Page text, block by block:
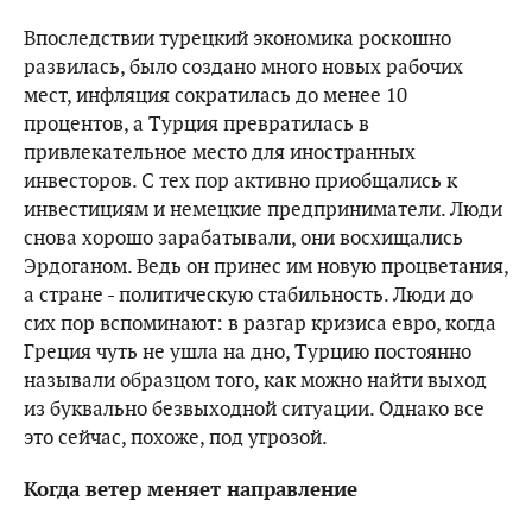
Впоследствии турецкий экономика роскошно
развилась, было создано много новых рабочих
мест, инфляция сократилась до менее 10
процентов, а Турция превратилась в
привлекательное место для иностранных
инвесторов. С тех пор активно приобщались к
инвестициям и немецкие предприниматели. Люди
снова хорошо зарабатывали, они восхищались
Эрдоганом. Ведь он принес им новую процветания,
а стране - политическую стабильность. Люди до
сих пор вспоминают: в разгар кризиса евро, когда
Греция чуть не ушла на дно, Турцию постоянно
называли образцом того, как можно найти выход
из буквально безвыходной ситуации. Однако все
это сейчас, похоже, под угрозой.
Когда ветер меняет направление